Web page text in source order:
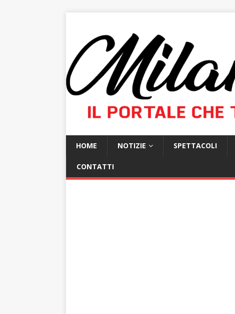
HOME NOTIZIE SPETTACOLI
CONTATTI